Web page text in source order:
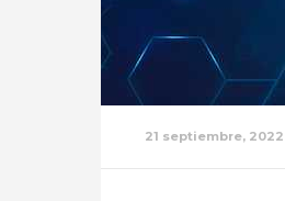
21 septiembre, 2022